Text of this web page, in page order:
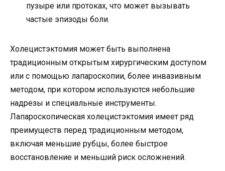
пузыре или протоках, что может вызывать
частые эпизоды боли.
Холецистэктомия может быть выполнена
традиционным открытым хирургическим доступом
или с помощью лапароскопии, более инвазивным
методом, при котором используются небольшие
надрезы и специальные инструменты.
Лапароскопическая холецистэктомия имеет ряд
преимуществ перед традиционным методом,
включая меньшие рубцы, более быстрое
восстановление и меньший риск осложнений.